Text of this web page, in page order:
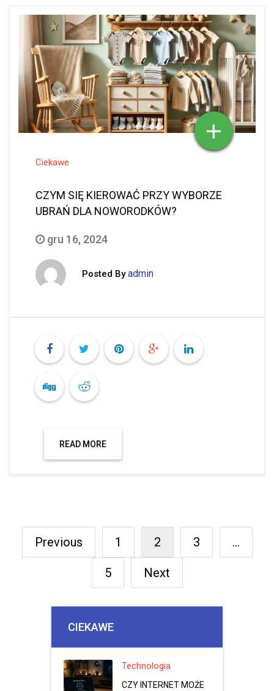
Ciekawe
CZYM SIĘ KIEROWAĆ PRZY WYBORZE
UBRAŃ DLA NOWORODKÓW?
gru 16, 2024
Posted By admin
READ MORE
Previous 1 2 3 …
5 Next
CIEKAWE
Technologia
CZY INTERNET MOŻE